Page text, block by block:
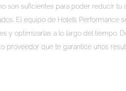
suficientes para poder reducir tu
El equipo de Hotel’s
y optimizarlas a lo largo del tiempo.
proveedor que te garantice unos